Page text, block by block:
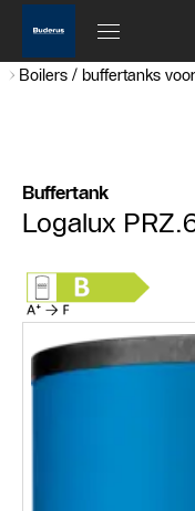
Boilers / buffertanks
Buffertank
Logalux